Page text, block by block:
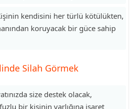
kendisini her türlü kötülükten,
koruyacak bir güce sahip
Silah Görmek
size destek olacak,
bir kişinin varlığına işaret